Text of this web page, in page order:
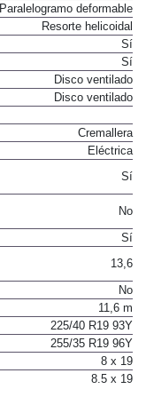
Paralelogramo deformable
Resorte helicoidal
Sí
Sí
Disco ventilado
Disco ventilado
Cremallera
Eléctrica
Sí
No
Sí
13,6
No
11,6 m
225/40 R19 93Y
255/35 R19 96Y
8 x 19
8.5 x 19